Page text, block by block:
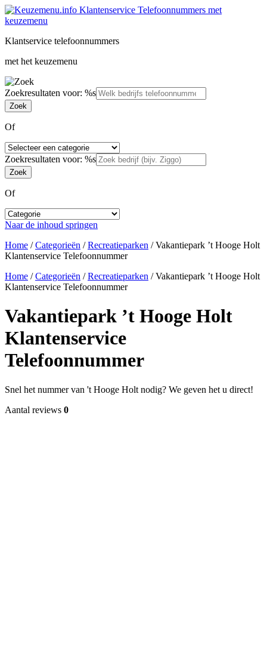
Klantservice telefoonnummers
met het keuzemenu
Zoekresultaten voor: %s
Of
Zoekresultaten voor: %s
Of
Naar de inhoud springen
Home /Categorieën /Recreatieparken /Vakantiepark ’t Hooge Holt
Klantenservice Telefoonnummer
Home /Categorieën /Recreatieparken /Vakantiepark ’t Hooge Holt
Klantenservice Telefoonnummer
Vakantiepark ’t Hooge Holt
Klantenservice
Telefoonnummer
Snel het nummer van 't Hooge Holt nodig? We geven het u direct!
Aantal reviews 0